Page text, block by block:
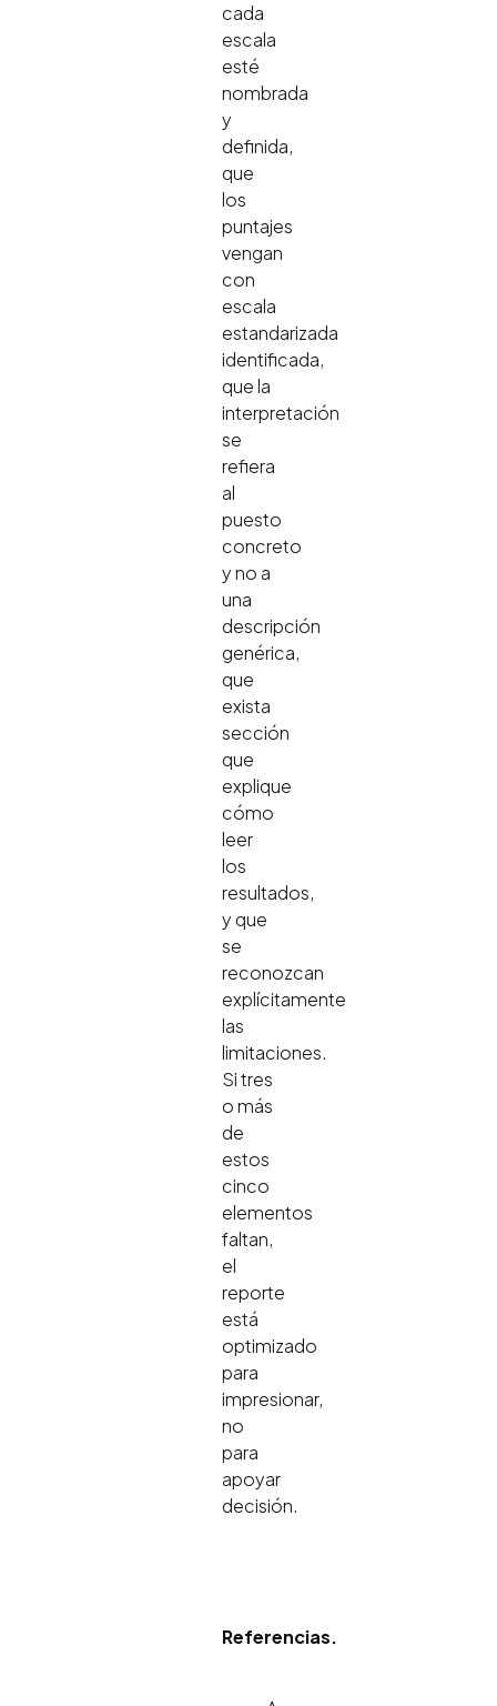
cada
escala
esté
nombrada
y
definida,
que
los
puntajes
vengan
con
escala
estandarizada
identificada,
que la
interpretación
se
refiera
al
puesto
concreto
y no a
una
descripción
genérica,
que
exista
sección
que
explique
cómo
leer
los
resultados,
y que
se
reconozcan
explícitamente
las
limitaciones.
Si tres
o más
de
estos
cinco
elementos
faltan,
el
reporte
está
optimizado
para
impresionar,
no
para
apoyar
decisión.
Referencias.